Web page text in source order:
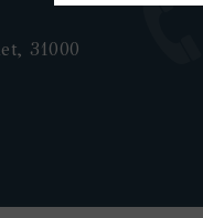
31000